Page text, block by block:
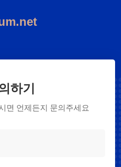
하기
면 언제든지 문의주세요